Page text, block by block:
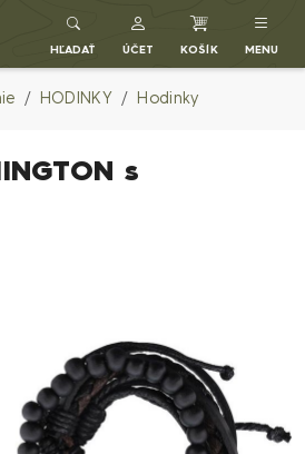
SK
HĽADAŤ ÚČET KOŠÍK MENU
HODINKY Hodinky
s